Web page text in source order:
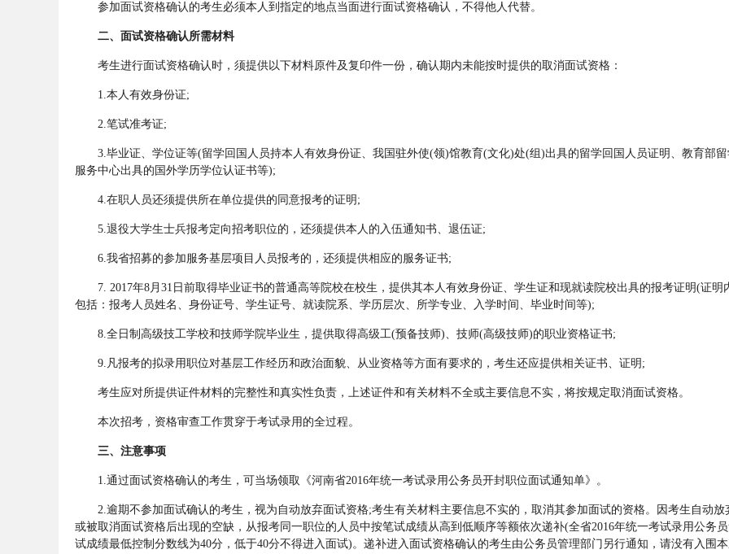
参加面试资格确认的考生必须本人到指定的地点当面进行面试资格确认，不得他人代替。
二、面试资格确认所需材料
考生进行面试资格确认时，须提供以下材料原件及复印件一份，确认期内未能按时提供的取消面试资格：
1.本人有效身份证;
2.笔试准考证;
3.毕业证、学位证等(留学回国人员持本人有效身份证、我国驻外使(领)馆教育(文化)处(组)出具的留学回国人员证明、教育部留
服务中心出具的国外学历学位认证书等);
4.在职人员还须提供所在单位提供的同意报考的证明;
5.退役大学生士兵报考定向招考职位的，还须提供本人的入伍通知书、退伍证;
6.我省招募的参加服务基层项目人员报考的，还须提供相应的服务证书;
7. 2017年8月31日前取得毕业证书的普通高等院校在校生，提供其本人有效身份证、学生证和现就读院校出具的报考证明(证明
包括：报考人员姓名、身份证号、学生证号、就读院系、学历层次、所学专业、入学时间、毕业时间等);
8.全日制高级技工学校和技师学院毕业生，提供取得高级工(预备技师)、技师(高级技师)的职业资格证书;
9.凡报考的拟录用职位对基层工作经历和政治面貌、从业资格等方面有要求的，考生还应提供相关证书、证明;
考生应对所提供证件材料的完整性和真实性负责，上述证件和有关材料不全或主要信息不实，将按规定取消面试资格。
本次招考，资格审查工作贯穿于考试录用的全过程。
三、注意事项
1.通过面试资格确认的考生，可当场领取《河南省2016年统一考试录用公务员开封职位面试通知单》。
2.逾期不参加面试确认的考生，视为自动放弃面试资格;考生有关材料主要信息不实的，取消其参加面试的资格。因考生自动放
或被取消面试资格后出现的空缺，从报考同一职位的人员中按笔试成绩从高到低顺序等额依次递补(全省2016年统一考试录用公务
试成绩最低控制分数线为40分，低于40分不得进入面试)。递补进入面试资格确认的考生由公务员管理部门另行通知，请没有入围